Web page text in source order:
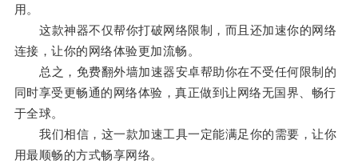
用。
这款神器不仅帮你打破网络限制，而且还加速你的网络
连接，让你的网络体验更加流畅。
总之，免费翻外墙加速器安卓帮助你在不受任何限制的
同时享受更畅通的网络体验，真正做到让网络无国界、畅行
于全球。
我们相信，这一款加速工具一定能满足你的需要，让你
用最顺畅的方式畅享网络。